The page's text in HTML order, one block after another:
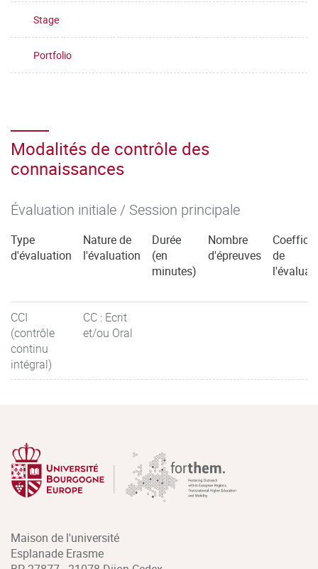
Stage
Portfolio
Modalités de contrôle des
connaissances
Évaluation initiale / Session principale
Type
d'évaluation
Nature de
l'évaluation
Durée
(en
minutes)
Nombre
d'épreuves
de
CCI
(contrôle
continu
intégral)
CC : Ecrit
et/ou Oral
Maison de l'université
Esplanade Erasme